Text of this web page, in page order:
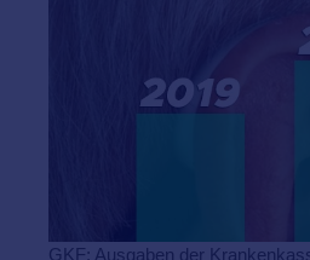
GKF: Ausgaben der